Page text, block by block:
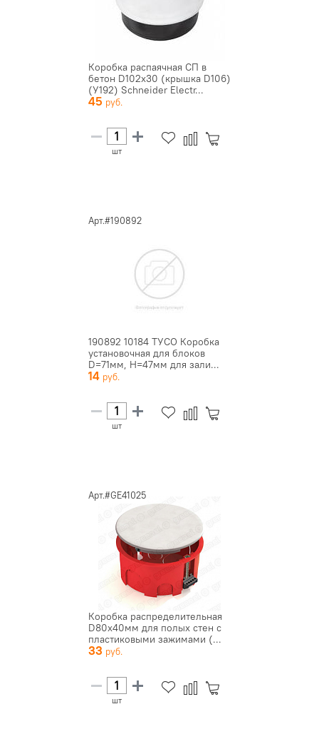
Коробка распаячная СП в
бетон D102х30 (крышка D106)
(У192) Schneider Electr...
45
шт
Арт.#190892
190892 10184 ТУСО Коробка
установочная для блоков
D=71мм, H=47мм для зали...
14
шт
Арт.#GE41025
Коробка распределительная
D80х40мм для полых стен с
пластиковыми зажимами (...
33
шт